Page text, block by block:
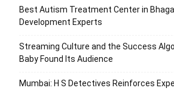
Best Autism Treatment Center in
Development Experts
Streaming Culture and the Success
Baby Found Its Audience
Mumbai: H S Detectives Reinforces